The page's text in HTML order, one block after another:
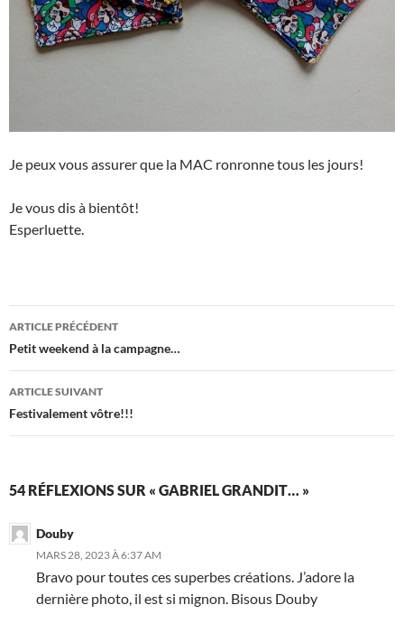
Je peux vous assurer que la MAC ronronne tous les jours!
Je vous dis à bientôt!
Esperluette.
Navigation
des
articles
ARTICLE PRÉCÉDENT
Petit weekend à la campagne…
ARTICLE SUIVANT
Festivalement vôtre!!!
54 RÉFLEXIONS SUR « GABRIEL GRANDIT… »
Douby
MARS 28, 2023 À 6:37 AM
Bravo pour toutes ces superbes créations. J’adore la
dernière photo, il est si mignon. Bisous Douby